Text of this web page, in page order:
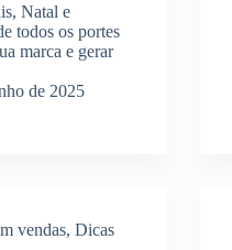
Natal e
todos os portes
marca e gerar
de 2025
vendas, Dicas